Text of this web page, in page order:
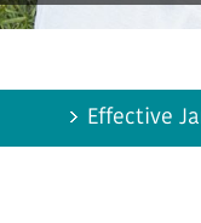
Effective